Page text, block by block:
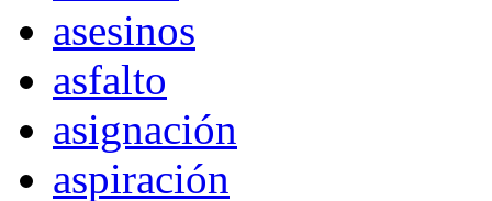
asesinos
asfalto
asignación
aspiración